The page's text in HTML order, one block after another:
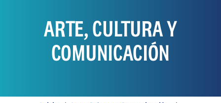
ARTE, CULTURA Y
COMUNICACIÓN